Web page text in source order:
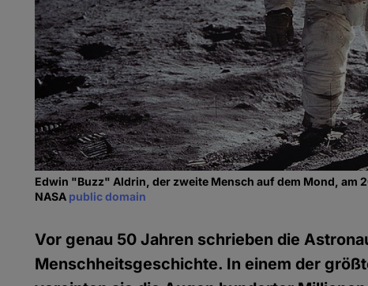
Edwin "Buzz" Aldrin, der zweite Mensch auf dem Mond, am
NASA public domain
Vor genau 50 Jahren schrieben die
Menschheitsgeschichte. In einem der